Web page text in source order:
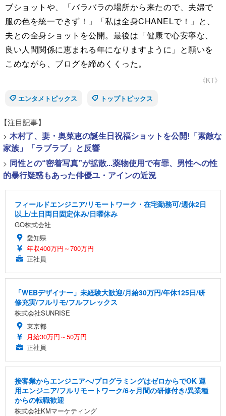
ブショットや、「バラバラの場所から来たので、夫婦で
服の色を統一できず！」「私は全身CHANELで！」と、
夫との全身ショットを公開。最後は「健康で心安寧な、
良い人間関係に恵まれる年になりますように」と願いを
こめながら、ブログを締めくくった。
《KT》
エンタメトピックス
トップトピックス
【注目記事】
> 木村了、妻・奥菜恵の誕生日祝福ショットを公開!「素敵な
家族」「ラブラブ」と反響
> 同性との“密着写真”が拡散...薬物使用で有罪、男性への性
的暴行疑惑もあった俳優ユ・アインの近況
フィールドエンジニア/リモートワーク・在宅勤務可/週休2日
以上/土日両日固定休み/日曜休み
GO株式会社
愛知県
年収400万円～700万円
正社員
「WEBデザイナー」未経験大歓迎/月給30万円/年休125日/研
修充実/フルリモ/フルフレックス
株式会社SUNRISE
東京都
月給30万円～50万円
正社員
接客業からエンジニアへ/プログラミングはゼロからでOK 運
用エンジニア/フルリモートワーク/6ヶ月間の研修付き/異業種
からの転職歓迎
株式会社KMマーケティング